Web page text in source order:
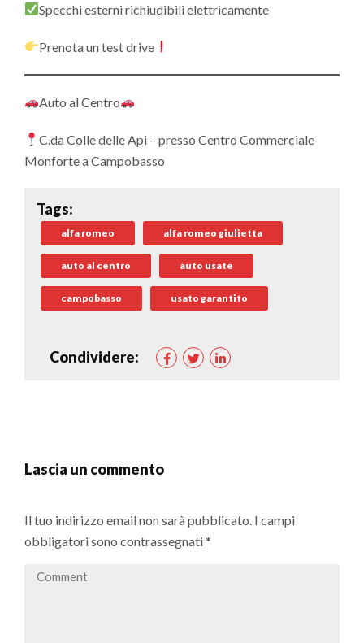
Specchi esterni richiudibili elettricamente
Prenota un test drive
Auto al Centro
C.da Colle delle Api – presso Centro Commerciale
Monforte a Campobasso
Tags:
alfa romeo alfa romeo giulietta
auto al centro auto usate
campobasso usato garantito
Condividere:
Lascia un commento
Il tuo indirizzo email non sarà pubblicato. I campi
obbligatori sono contrassegnati*